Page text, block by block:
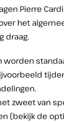
Pierre
het
draag.
worden
zweet van
(bekijk de